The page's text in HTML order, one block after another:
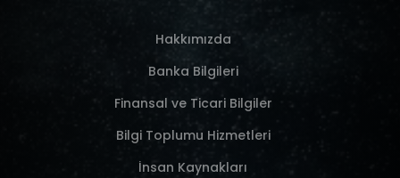
Hakkımızda
Banka Bilgileri
Finansal ve Ticari Bilgiler
Bilgi Toplumu Hizmetleri
İnsan Kaynakları